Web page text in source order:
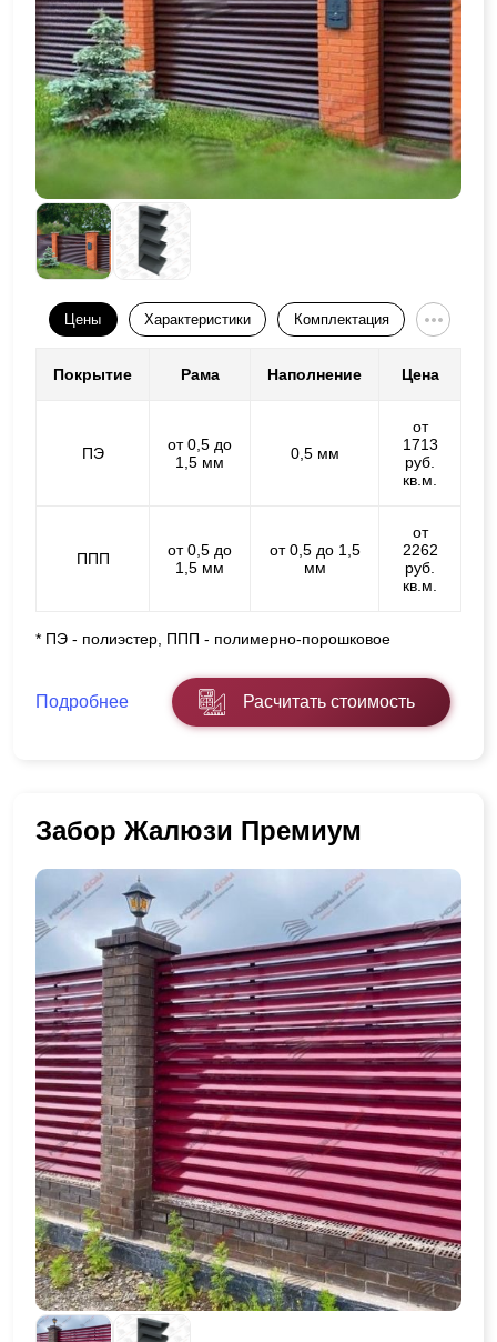
Цены Характеристики Комплектация
Покрытие Рама Наполнение Цена
ПЭ
от 0,5 до
1,5 мм
0,5 мм
от
1713
руб.
кв.м.
ППП
от 0,5 до
1,5 мм
от 0,5 до 1,5
мм
от
2262
руб.
кв.м.
* ПЭ - полиэстер, ППП - полимерно-порошковое
Подробнее Расчитать стоимость
Забор Жалюзи Премиум